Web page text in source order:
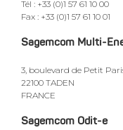
Tél : +33 (0)1 57 61 10 00
Fax : +33 (0)1 57 61 10 01
Sagemcom Multi-
3, boulevard de Petit
22100 TADEN
FRANCE
Sagemcom Odit-e